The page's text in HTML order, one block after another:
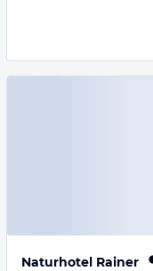
Naturhotel Rainer